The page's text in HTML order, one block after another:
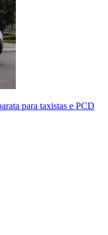
para taxistas e PCD